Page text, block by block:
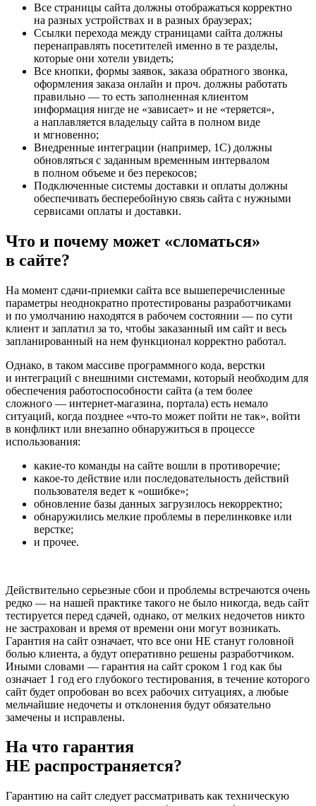
Все страницы сайта должны отображаться корректно
на разных устройствах и в разных браузерах;
Ссылки перехода между страницами сайта должны
перенаправлять посетителей именно в те разделы,
которые они хотели увидеть;
Все кнопки, формы заявок, заказа обратного звонка,
оформления заказа онлайн и проч. должны работать
правильно — то есть заполненная клиентом
информация нигде не «зависает» и не «теряется»,
а наплавляется владельцу сайта в полном виде
и мгновенно;
Внедренные интеграции (например, 1С) должны
обновляться с заданным временным интервалом
в полном объеме и без перекосов;
Подключенные системы доставки и оплаты должны
обеспечивать бесперебойную связь сайта с нужными
сервисами оплаты и доставки.
Что и почему может «сломаться»
в сайте?
На момент сдачи-приемки сайта все вышеперечисленные
параметры неоднократно протестированы разработчиками
и по умолчанию находятся в рабочем состоянии — по сути
клиент и заплатил за то, чтобы заказанный им сайт и весь
запланированный на нем функционал корректно работал.
Однако, в таком массиве программного кода, верстки
и интеграций с внешними системами, который необходим для
обеспечения работоспособности сайта (а тем более
сложного — интернет-магазина, портала) есть немало
ситуаций, когда позднее «что-то может пойти не так», войти
в конфликт или внезапно обнаружиться в процессе
использования:
какие-то команды на сайте вошли в противоречие;
какое-то действие или последовательность действий
пользователя ведет к «ошибке»;
обновление базы данных загрузилось некорректно;
обнаружились мелкие проблемы в перелинковке или
верстке;
и прочее.
Действительно серьезные сбои и проблемы встречаются очень
редко — на нашей практике такого не было никогда, ведь сайт
тестируется перед сдачей, однако, от мелких недочетов никто
не застрахован и время от времени они могут возникать.
Гарантия на сайт означает, что все они НЕ станут головной
болью клиента, а будут оперативно решены разработчиком.
Иными словами — гарантия на сайт сроком 1 год как бы
означает 1 год его глубокого тестирования, в течение которого
сайт будет опробован во всех рабочих ситуациях, а любые
мельчайшие недочеты и отклонения будут обязательно
замечены и исправлены.
На что гарантия
НЕ распространяется?
Гарантию на сайт следует рассматривать как техническую